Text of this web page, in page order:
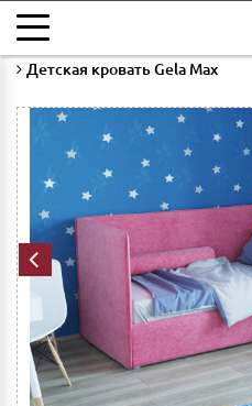
Главная
Детская кровать Gela Max